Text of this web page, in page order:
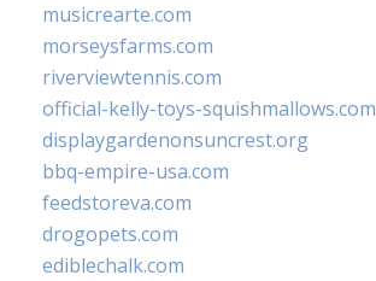
musicrearte.com
morseysfarms.com
riverviewtennis.com
official-kelly-toys-squishmallows.com
displaygardenonsuncrest.org
bbq-empire-usa.com
feedstoreva.com
drogopets.com
ediblechalk.com